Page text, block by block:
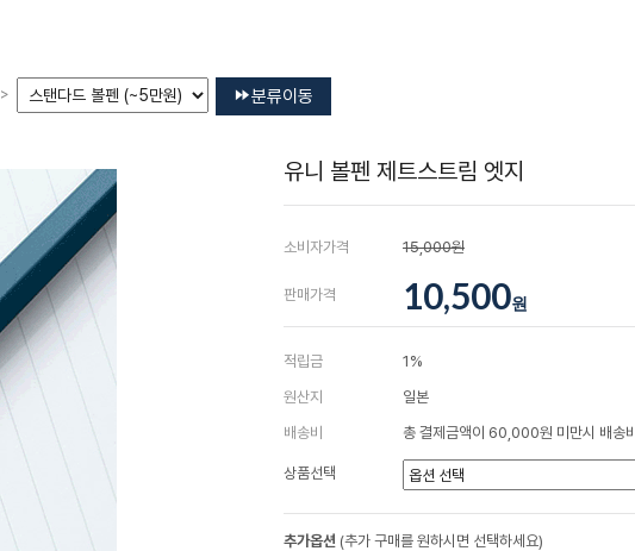
> 분류이동
유니 볼펜 제트스트림 엣지
소비자가격 15,000원
판매가격 10,500원
적립금
1%
원산지
일본
배송비
총 결제금액이 60,000원 미만시 배송
상품선택
추가옵션 (추가 구매를 원하시면 선택하세요)